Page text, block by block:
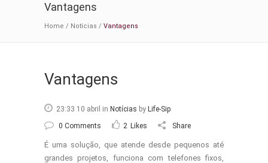
Vantagens
Home / Notícias / Vantagens
Vantagens
23:33 10 abril in Notícias by Life-Sip
0 Comments
2 Likes Share
É uma solução, que atende desde pequenos até
grandes projetos, funciona com telefones fixos,